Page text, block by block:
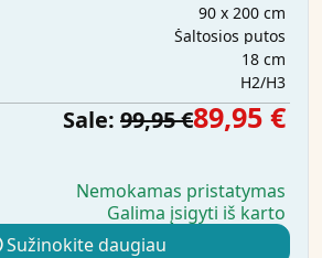
90 x 200 cm
Šaltosios putos
18 cm
H2/H3
Sale: 99,95 €89,95 €
Nemokamas pristatymas
Galima įsigyti iš karto
Sužinokite daugiau